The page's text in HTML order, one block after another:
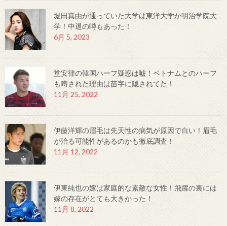
堀田真由が通っていた大学は東洋大学か明治学院大
学！中退の噂もあった！
6月 5, 2023
堂安律の韓国ハーフ疑惑は嘘！ベトナムとのハーフ
も噂された理由は苗字に隠されてた！
11月 25, 2022
伊藤洋輝の眉毛は先天性の病気が原因で白い！眉毛
が治る可能性があるのかも徹底調査！
11月 12, 2022
伊東純也の嫁は家庭的な素敵な女性！飛躍の裏には
嫁の存在がとても大きかった！
11月 8, 2022